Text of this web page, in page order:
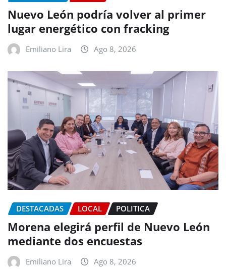
Nuevo León podría volver al primer
lugar energético con fracking
Emiliano Lira Ago 8, 2026
DESTACADAS LOCAL POLITICA
Morena elegirá perfil de Nuevo León
mediante dos encuestas
Emiliano Lira Ago 8, 2026